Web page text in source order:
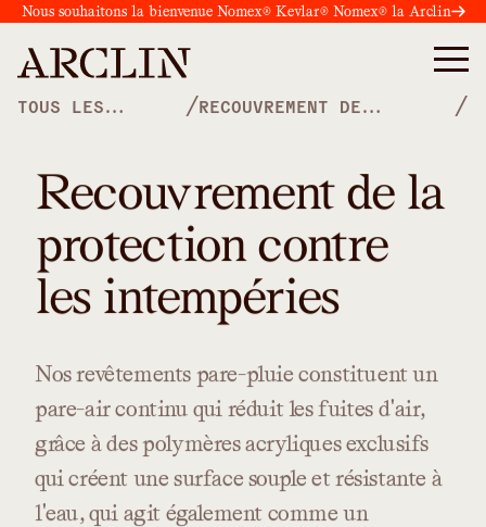
Nous souhaitons la bienvenue Nomex® Kevlar® Nomex® la Arclin
TOUS LES
/RECOUVREMENT DE
/
Recouvrement de la
protection contre
les intempéries
Nos revêtements pare-pluie constituentun
pare-aircontinu qui réduit les fuites d'air,
grâce àdespolymèresacryliquesexclusifs
qui créent une surface souple et résistante à
l'eau,qui agit également comme un